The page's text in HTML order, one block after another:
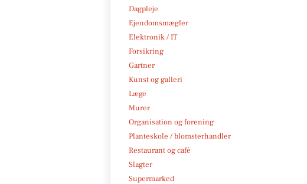
Dagpleje
Ejendomsmægler
Elektronik / IT
Forsikring
Gartner
Kunst og galleri
Læge
Murer
Organisation og forening
Planteskole / blomsterhandler
Restaurant og café
Slagter
Supermarked